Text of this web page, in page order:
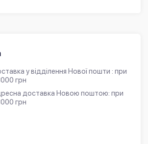
у відділення Нової пошти : при
грн
доставка Новою поштою: при
грн